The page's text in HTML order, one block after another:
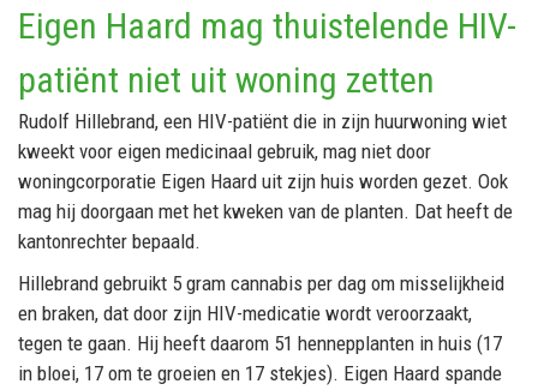
Eigen Haard mag thuistelende HIV-
patiënt niet uit woning zetten
Rudolf Hillebrand, een HIV-patiënt die in zijn huurwoning wiet
kweekt voor eigen medicinaal gebruik, mag niet door
woningcorporatie Eigen Haard uit zijn huis worden gezet. Ook
mag hij doorgaan met het kweken van de planten. Dat heeft de
kantonrechter bepaald.
Hillebrand gebruikt 5 gram cannabis per dag om misselijkheid
en braken, dat door zijn HIV-medicatie wordt veroorzaakt,
tegen te gaan. Hij heeft daarom 51 hennepplanten in huis (17
in bloei, 17 om te groeien en 17 stekjes). Eigen Haard spande